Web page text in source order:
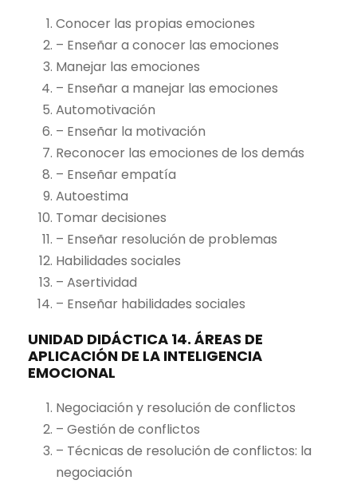
Conocer las propias emociones
– Enseñar a conocer las emociones
Manejar las emociones
– Enseñar a manejar las emociones
Automotivación
– Enseñar la motivación
Reconocer las emociones de los demás
– Enseñar empatía
Autoestima
Tomar decisiones
– Enseñar resolución de problemas
Habilidades sociales
– Asertividad
– Enseñar habilidades sociales
UNIDAD DIDÁCTICA 14. ÁREAS DE
APLICACIÓN DE LA INTELIGENCIA
EMOCIONAL
Negociación y resolución de conflictos
– Gestión de conflictos
– Técnicas de resolución de conflictos: la
negociación